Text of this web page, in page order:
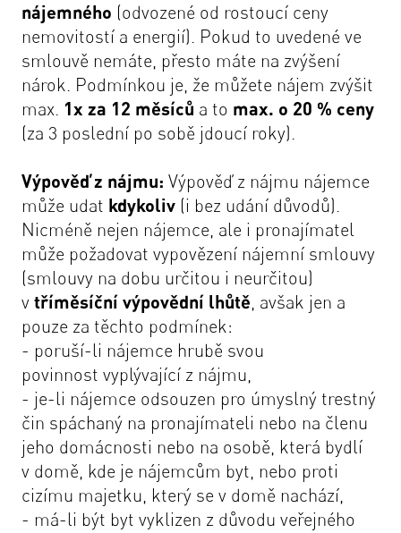
nájemného (odvozené od rostoucí ceny
nemovitostí a energií). Pokud to uvedené ve
smlouvě nemáte, přesto máte na zvýšení
nárok. Podmínkou je, že můžete nájem zvýšit
max. 1x za 12 měsíců a to max. o 20 % ceny
(za 3 poslední po sobě jdoucí roky).
Výpověď z nájmu: Výpověď z nájmu nájemce
může udat kdykoliv (i bez udání důvodů).
Nicméně nejen nájemce, ale i pronajímatel
může požadovat vypovězení nájemní smlouvy
(smlouvy na dobu určitou i neurčitou)
v tříměsíční výpovědní lhůtě, avšak jen a
pouze za těchto podmínek:
- poruší-li nájemce hrubě svou
povinnost vyplývající z nájmu,
- je-li nájemce odsouzen pro úmyslný trestný
čin spáchaný na pronajímateli nebo na členu
jeho domácnosti nebo na osobě, která bydlí
v domě, kde je nájemcům byt, nebo proti
cizímu majetku, který se v domě nachází,
- má-li být byt vyklizen z důvodu veřejného